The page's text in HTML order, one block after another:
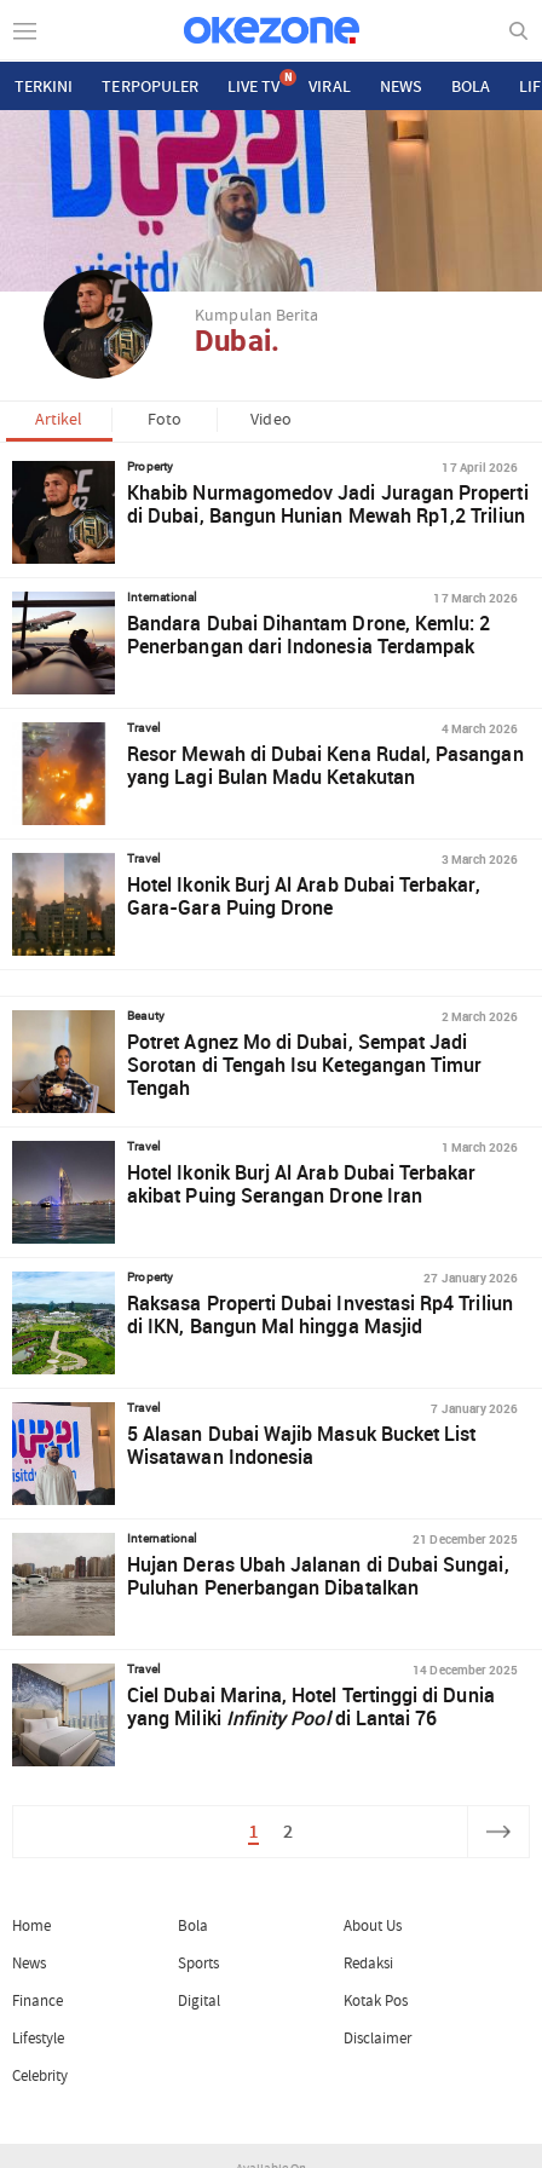
TERKINI TERPOPULER LIVE TV N VIRAL NEWS BOLA
Kumpulan Berita
Dubai.
Artikel Foto Video
Property 17 April 2026
Khabib Nurmagomedov Jadi Juragan Properti
di Dubai, Bangun Hunian Mewah Rp1,2 Triliun
International 17 March 2026
Bandara Dubai Dihantam Drone, Kemlu: 2
Penerbangan dari Indonesia Terdampak
Travel 4 March 2026
Resor Mewah di Dubai Kena Rudal, Pasangan
yang Lagi Bulan Madu Ketakutan
Travel 3 March 2026
Hotel Ikonik Burj Al Arab Dubai Terbakar,
Gara-Gara Puing Drone
Beauty 2 March 2026
Potret Agnez Mo di Dubai, Sempat Jadi
Sorotan di Tengah Isu Ketegangan Timur
Tengah
Travel 1 March 2026
Hotel Ikonik Burj Al Arab Dubai Terbakar
akibat Puing Serangan Drone Iran
Property 27 January 2026
Raksasa Properti Dubai Investasi Rp4 Triliun
di IKN, Bangun Mal hingga Masjid
Travel 7 January 2026
5 Alasan Dubai Wajib Masuk Bucket List
Wisatawan Indonesia
International 21 December 2025
Hujan Deras Ubah Jalanan di Dubai Sungai,
Puluhan Penerbangan Dibatalkan
Travel 14 December 2025
Ciel Dubai Marina, Hotel Tertinggi di Dunia
yang Miliki Infinity Pooldi Lantai 76
1 2
Home
News
Finance
Lifestyle
Celebrity
Bola
Sports
Digital
About Us
Redaksi
Kotak Pos
Disclaimer